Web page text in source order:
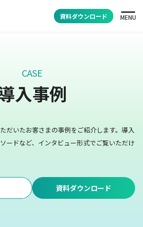
資料ダウンロード MENU
CASE
入事例
だいたお客さまの事例をご紹介します。 導入
ードなど、インタビュー形式でご覧いただけ
資料ダウンロード